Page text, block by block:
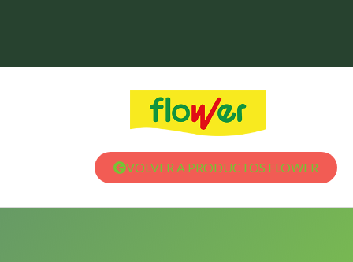
VOLVER A PRODUCTOS FLOWER